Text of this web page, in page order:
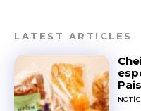
LATEST ARTICLES
Pais